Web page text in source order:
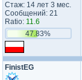
Стаж: 14 лет 3 мес.
Сообщений: 21
Ratio: 11.6
47.83%
FinistEG